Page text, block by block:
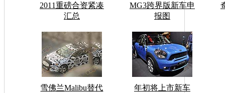
2011重磅合资紧凑
汇总
MG3跨界版新车申
报图
雪佛兰Malibu替代
年初将上市新车